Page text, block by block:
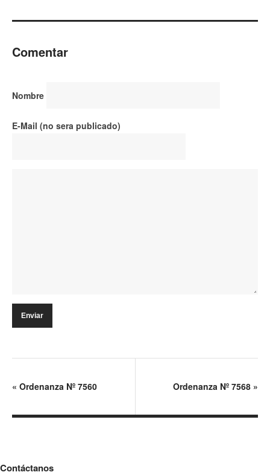
Comentar
Nombre
E-Mail (no sera publicado)
« Ordenanza Nº 7560 Ordenanza Nº 7568 »
Contáctanos